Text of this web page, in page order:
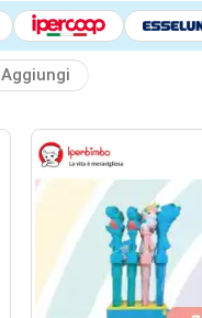
Aggiungi